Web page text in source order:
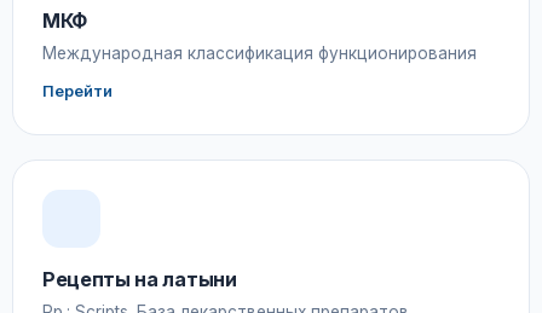
МКФ
Международная классификация функционирования
Перейти
Рецепты на латыни